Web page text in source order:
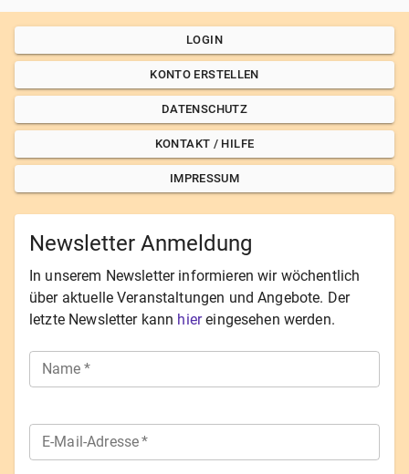
LOGIN
KONTO ERSTELLEN
DATENSCHUTZ
KONTAKT / HILFE
IMPRESSUM
Newsletter Anmeldung
In unserem Newsletter informieren wir wöchentlich
über aktuelle Veranstaltungen und Angebote. Der
letzte Newsletter kann hier eingesehen werden.
Name *
E-Mail-Adresse*